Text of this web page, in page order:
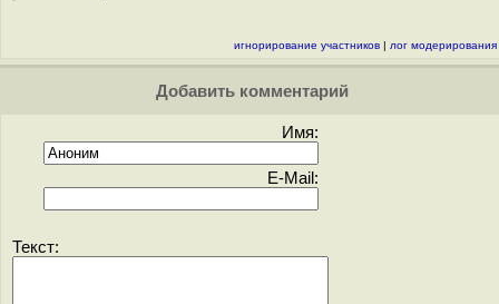
игнорирование участников | лог модерирования
Добавить комментарий
Имя:
E-Mail:
Текст: